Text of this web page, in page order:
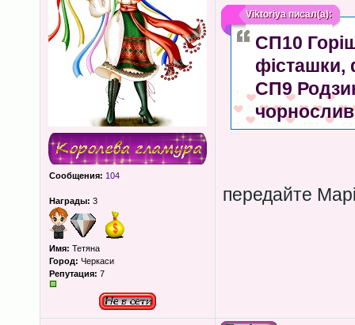
Сообщения: 104
Награды: 3
Имя: Тетяна
Город: Черкаси
Репутация: 7
Viktoriyaписал(а):
СП10
фісташки,
СП9
чорнослив
передайте